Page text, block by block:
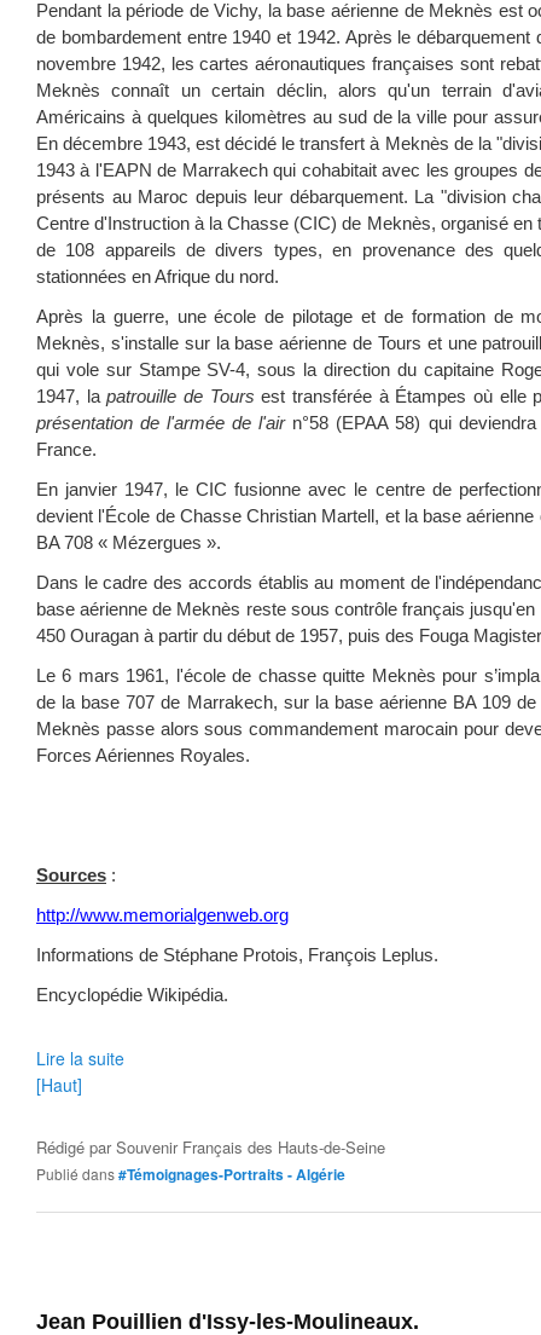
Pendant la période de Vichy, la base aérienne de Meknès est
de bombardement entre 1940 et 1942. Après le
novembre 1942, les cartes aéronautiques françaises sont
Meknès connaît un certain déclin, alors qu'un terrain
Américains à quelques kilomètres au sud de la ville pour
En décembre 1943, est décidé le transfert à Meknès de la
1943 à l'EAPN de Marrakech qui cohabitait avec les groupes
présents au Maroc depuis leur débarquement. La "division
Centre d'Instruction à la Chasse (CIC) de Meknès, organisé en
de 108 appareils de divers types, en provenance des
stationnées en Afrique du nord.
Après la guerre, une école de pilotage et de formation de
Meknès, s'installe sur la base aérienne de Tours et une
qui vole sur Stampe SV-4, sous la direction du capitaine
1947, lapatrouille de Tours est transférée à Étampes où elle
présentation de l'armée de l'airn°58 (EPAA 58) qui
France.
En janvier 1947, le CIC fusionne avec le centre de
devient l'École de Chasse Christian Martell, et la base
BA 708 « Mézergues ».
Dans le cadre des accords établis au moment de
base aérienne de Meknès reste sous contrôle français
450 Ouragan à partir du début de 1957, puis des Fouga
Le 6 mars 1961, l'école de chasse quitte Meknès pour
de la base 707 de Marrakech, sur la base aérienne BA 109
Meknès passe alors sous commandement marocain pour
Forces Aériennes Royales.
Sources :
http://www.memorialgenweb.org
Informations de Stéphane Protois, François Leplus.
Encyclopédie Wikipédia.
Lire la suite
[Haut]
Rédigé parSouvenir Français des Hauts-de-Seine
Publié dans#Témoignages-Portraits - Algérie
Jean Pouillien d'Issy-les-Moulineaux.